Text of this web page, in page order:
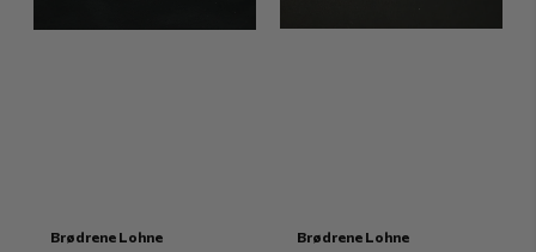
Brødrene Lohne Brødrene Lohne